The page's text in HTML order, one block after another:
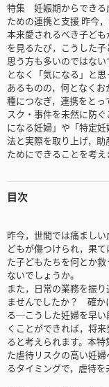
特集 妊娠期からできる
ための連携と支援 昨今
本来愛されるべき子ど
を見るたび，こうした
思う方も多いのではな
となく「気になる」と
あるものの，何となく
種につなぎ，連携をと
スク・事件を未然に防
になる妊婦」や「特定
法と実際を取り上げ，
ためにできることを考え
目次
昨今，世間では痛まし
どもが傷つけられ，果
た子どもたちを何とか
ないでしょうか。
また，日常の業務を振
ませんでしたか？ 確か
る─こうした妊婦を早い
くことができれば，将
ると考えられます。本
た虐待リスクの高い妊
るタイミングで，虐待を